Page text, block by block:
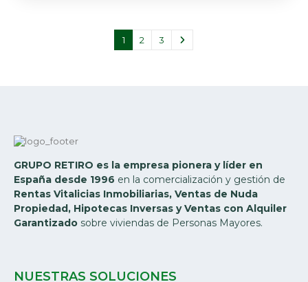
1 2 3
GRUPO RETIRO es la empresa pionera y líder en
España desde 1996 en la comercialización y gestión de
Rentas Vitalicias Inmobiliarias, Ventas de Nuda
Propiedad, Hipotecas Inversas y Ventas con Alquiler
Garantizado sobre viviendas de Personas Mayores.
NUESTRAS SOLUCIONES